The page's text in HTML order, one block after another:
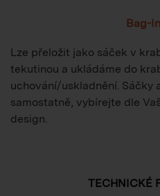
Bag-
Lze přeložit jako sáček v
tekutinou a ukládáme do
uchování/uskladnění. Sáčky
samostatně, vybírejte dle
design.
TECHNICKÉ